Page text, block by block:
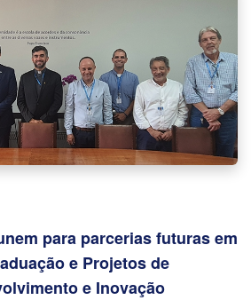
para parcerias futuras em
e Projetos de
e Inovação